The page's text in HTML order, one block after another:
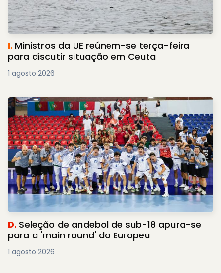
I. Ministros da UE reúnem-se terça-feira
para discutir situação em Ceuta
1 agosto 2026
D. Seleção de andebol de sub-18 apura-se
para a 'main round' do Europeu
1 agosto 2026